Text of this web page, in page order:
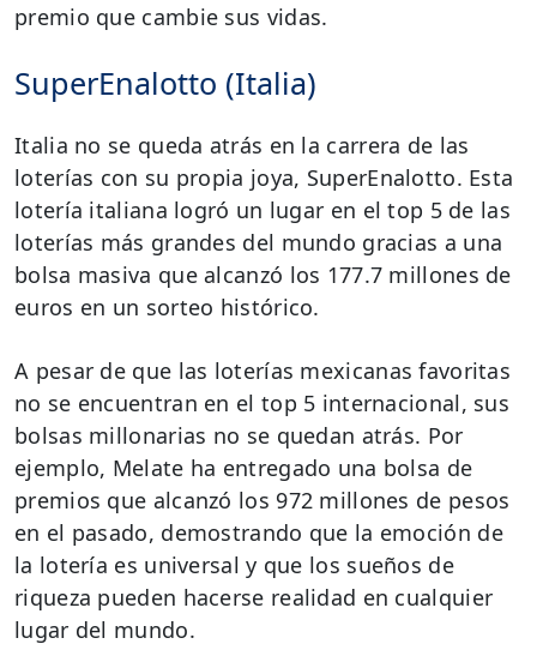
premio que cambie sus vidas.
SuperEnalotto (Italia)
Italia no se queda atrás en la carrera de las
loterías con su propia joya, SuperEnalotto. Esta
lotería italiana logró un lugar en el top 5 de las
loterías más grandes del mundo gracias a una
bolsa masiva que alcanzó los 177.7 millones de
euros en un sorteo histórico.
A pesar de que las loterías mexicanas favoritas
no se encuentran en el top 5 internacional, sus
bolsas millonarias no se quedan atrás. Por
ejemplo, Melate ha entregado una bolsa de
premios que alcanzó los 972 millones de pesos
en el pasado, demostrando que la emoción de
la lotería es universal y que los sueños de
riqueza pueden hacerse realidad en cualquier
lugar del mundo.